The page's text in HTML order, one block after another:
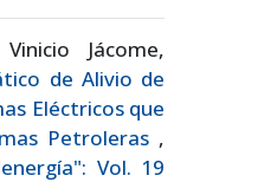
Jácome,
de Alivio de
Eléctricos que
Petroleras ,
Vol. 19